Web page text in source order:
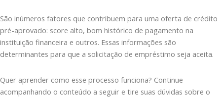
São inúmeros fatores que contribuem para uma oferta de crédito
pré-aprovado: score alto, bom histórico de pagamento na
instituição financeira e outros. Essas informações são
determinantes para que a solicitação de empréstimo seja aceita.
Quer aprender como esse processo funciona? Continue
acompanhando o conteúdo a seguir e tire suas dúvidas sobre o